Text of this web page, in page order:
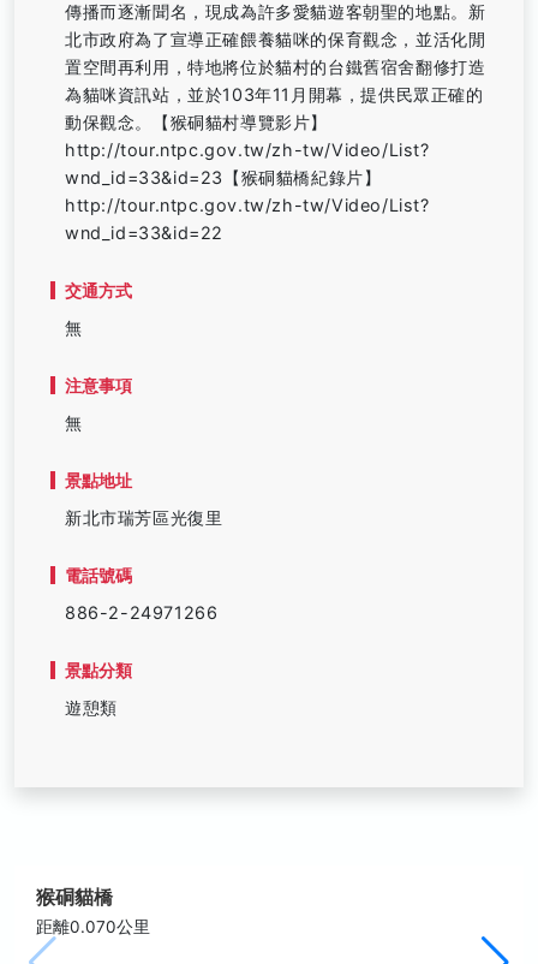
傳播而逐漸聞名，現成為許多愛貓遊客朝聖的地點。新
北市政府為了宣導正確餵養貓咪的保育觀念，並活化閒
置空間再利用，特地將位於貓村的台鐵舊宿舍翻修打造
為貓咪資訊站，並於103年11月開幕，提供民眾正確的
動保觀念。【猴硐貓村導覽影片】
http://tour.ntpc.gov.tw/zh-tw/Video/List?
wnd_id=33&id=23【猴硐貓橋紀錄片】
http://tour.ntpc.gov.tw/zh-tw/Video/List?
wnd_id=33&id=22
交通方式
無
注意事項
無
景點地址
新北市瑞芳區光復里
電話號碼
886-2-24971266
景點分類
遊憩類
猴硐貓橋
距離0.070公里